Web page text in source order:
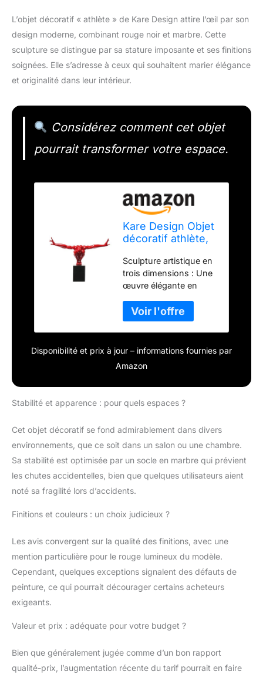
L’objet décoratif « athlète » de Kare Design attire l’œil par son
design moderne, combinant rouge noir et marbre. Cette
sculpture se distingue par sa stature imposante et ses finitions
soignées. Elle s’adresse à ceux qui souhaitent marier élégance
et originalité dans leur intérieur.
Considérez comment cet objet
pourrait transformer votre espace.
Kare Design Objet
décoratif athlète,
marbre, sculpture,
deco, decoration
chambre, maison,
salon, cadeau
homme,
52x75x23cm
Sculpture artistique en
trois dimensions : Une
œuvre élégante en
un socle massif en
marbre noir pour une
présence imposante
Matériaux nobles et
polyrésine avec une
garantissant stabilité et
Interprétation libre du
mouvement : Un
instant figé entre force
et énergie, suggérant
soit une pause avant
l’élan, soit une
dynamisme Pièce
intense couleur rouge
attire le regard et ajoute
une touche audacieuse
à tout intérieur, bureau
ou galerie Disponible
correspond le mieux à
espace pour une
décoration
Disponibilité et prix à jour – informations fournies par
Amazon
Stabilité et apparence : pour quels espaces ?
Cet objet décoratif se fond admirablement dans divers
environnements, que ce soit dans un salon ou une chambre.
Sa stabilité est optimisée par un socle en marbre qui prévient
les chutes accidentelles, bien que quelques utilisateurs aient
noté sa fragilité lors d’accidents.
Finitions et couleurs : un choix judicieux ?
Les avis convergent sur la qualité des finitions, avec une
mention particulière pour le rouge lumineux du modèle.
Cependant, quelques exceptions signalent des défauts de
peinture, ce qui pourrait décourager certains acheteurs
exigeants.
Valeur et prix : adéquate pour votre budget ?
Bien que généralement jugée comme d’un bon rapport
qualité-prix, l’augmentation récente du tarif pourrait en faire